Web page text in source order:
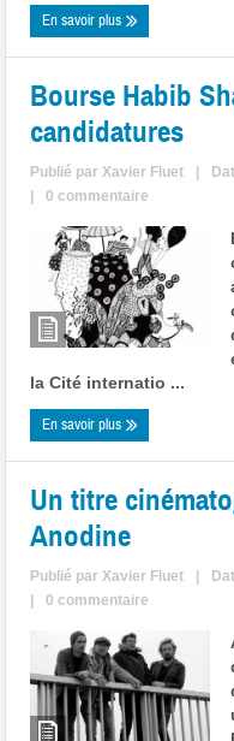
En savoir plus
Bourse Habib
candidatures
Publié parXavier Fluet
0 commentaire
la Cité internatio ...
En savoir plus
Un titre
Anodine
Publié parXavier Fluet
0 commentaire